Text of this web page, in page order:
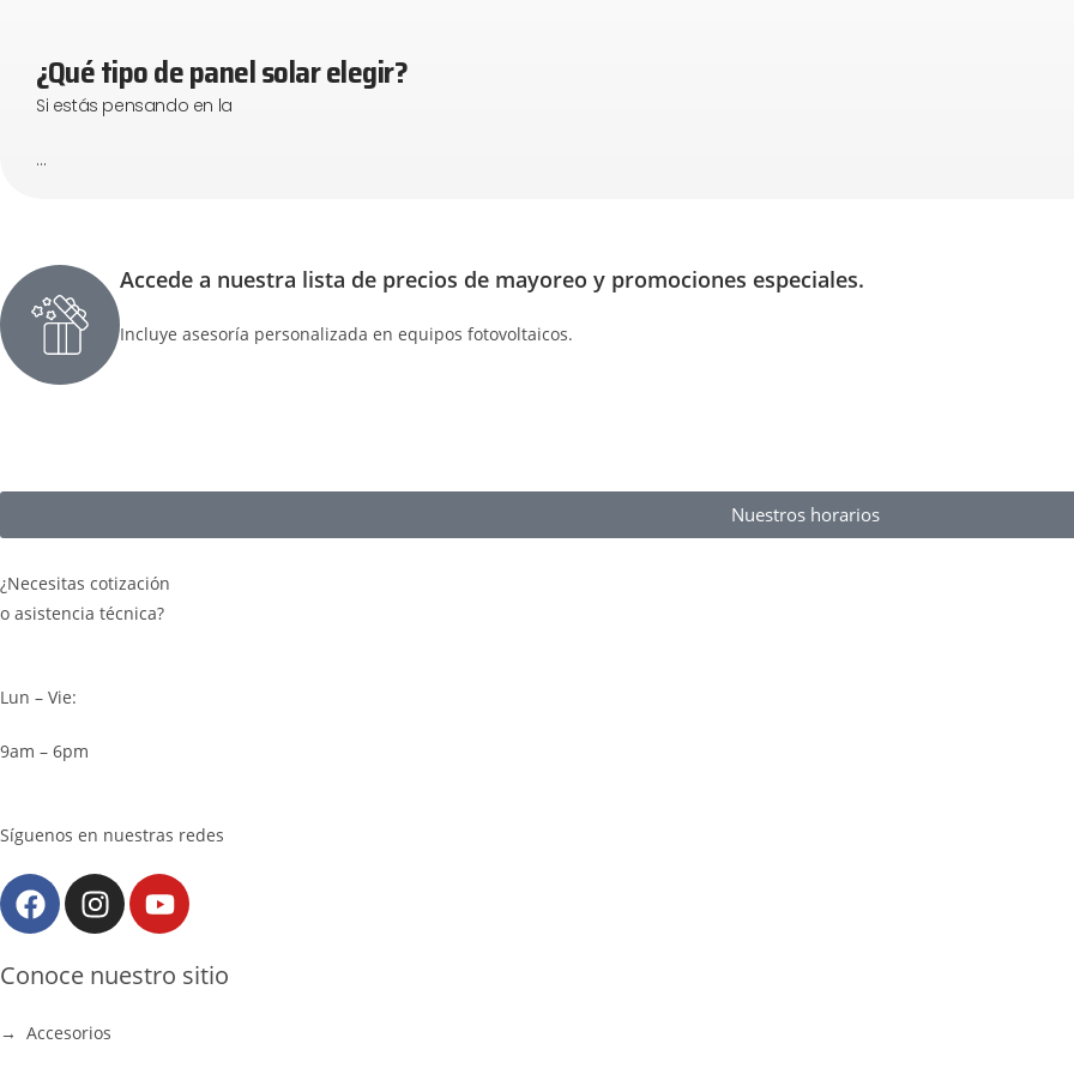
¿Qué tipo de panel solar elegir?
Si estás pensando en la
…
Accede a nuestra lista de precios de mayoreo y promociones especiales.
Incluye asesoría personalizada en equipos fotovoltaicos.
Nuestros horarios
¿Necesitas cotización
o asistencia técnica?
Lun – Vie:
9am – 6pm
Síguenos en nuestras redes
Conoce nuestro sitio
→ Accesorios